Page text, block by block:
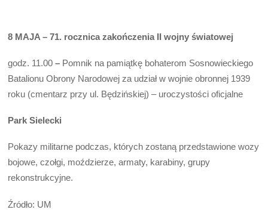
8 MAJA – 71. rocznica zakończenia II wojny światowej
godz. 11.00 – Pomnik na pamiątkę bohaterom Sosnowieckiego
Batalionu Obrony Narodowej za udział w wojnie obronnej 1939
roku (cmentarz przy ul. Będzińskiej) – uroczystości oficjalne
Park Sielecki
Pokazy militarne podczas, których zostaną przedstawione wozy
bojowe, czołgi, moździerze, armaty, karabiny, grupy
rekonstrukcyjne.
Źródło: UM